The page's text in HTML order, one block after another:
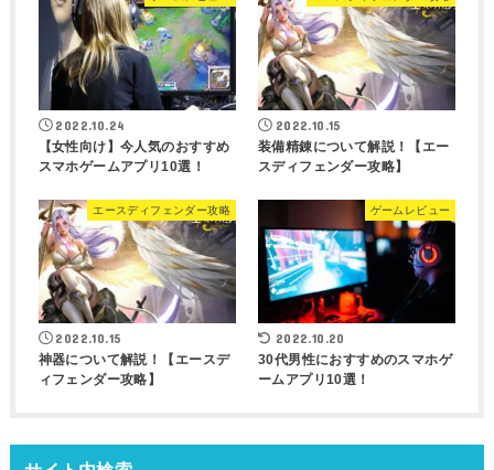
2022.10.24
【女性向け】今人気のおすすめ
スマホゲームアプリ10選！
2022.10.15
装備精錬について解説！【エー
スディフェンダー攻略】
エースディフェンダー攻略
2022.10.15
神器について解説！【エースデ
ィフェンダー攻略】
ゲームレビュー
2022.10.20
30代男性におすすめのスマホゲ
ームアプリ10選！